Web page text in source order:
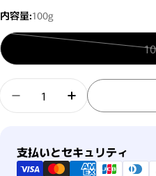
内容量:100g
数量
Tricca +Marine ナチュ
Tricca
支払いとセキュリティ
支払い方法